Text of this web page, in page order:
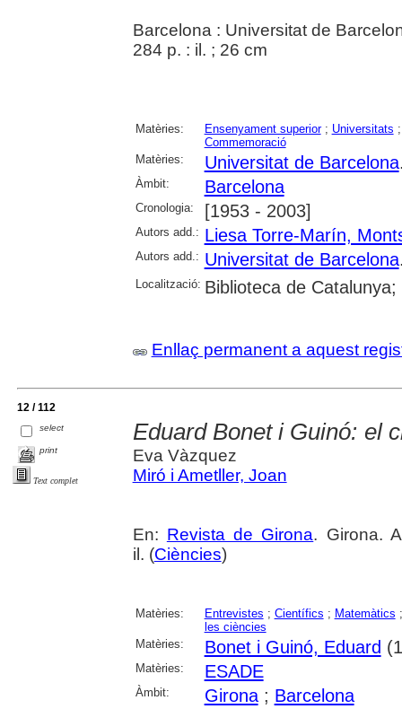
Barcelona : Universitat de
284 p. : il. ; 26 cm
Matèries: Ensenyament superior; Universitats
Commemoració
Matèries:
Universitat de Barcelona
Àmbit: Barcelona
Cronologia: [1953 - 2003]
Autors add.: Liesa Torre-Marín,
Autors add.: Universitat de Barcelona
Localització: Biblioteca de
Enllaç permanent a aquest
12 / 112
select
print
Text complet
Eduard Bonet i Guinó: el
Eva Vàzquez
Miró i Ametller, Joan
En: Revista de Girona. Girona.
il. (Ciències)
Matèries: Entrevistes ; Científics ; Matemàtics
les ciències
Matèries:
Bonet i Guinó, Eduard
Matèries: ESADE
Àmbit: Girona; Barcelona